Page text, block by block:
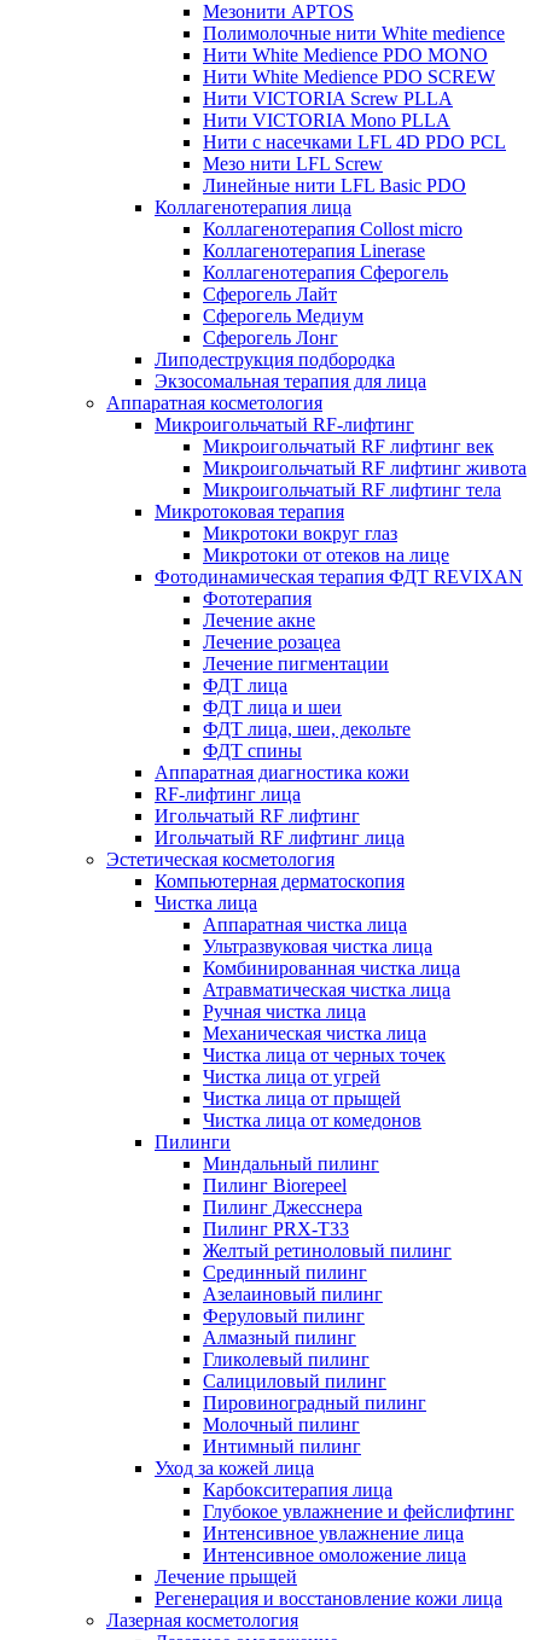
Мезонити APTOS
Полимолочные нити White medience
Нити White Medience PDO MONO
Нити White Medience PDO SCREW
Нити VICTORIA Screw PLLA
Нити VICTORIA Mono PLLA
Нити с насечками LFL 4D PDO PCL
Мезо нити LFL Screw
Линейные нити LFL Basic PDO
Коллагенотерапия лица
Коллагенотерапия Collost micro
Коллагенотерапия Linerase
Коллагенотерапия Сферогель
Сферогель Лайт
Сферогель Медиум
Сферогель Лонг
Липодеструкция подбородка
Экзосомальная терапия для лица
Аппаратная косметология
Микроигольчатый RF-лифтинг
Микроигольчатый RF лифтинг век
Микроигольчатый RF лифтинг живота
Микроигольчатый RF лифтинг тела
Микротоковая терапия
Микротоки вокруг глаз
Микротоки от отеков на лице
Фотодинамическая терапия ФДТ REVIXAN
Фототерапия
Лечение акне
Лечение розацеа
Лечение пигментации
ФДТ лица
ФДТ лица и шеи
ФДТ лица, шеи, декольте
ФДТ спины
Аппаратная диагностика кожи
RF-лифтинг лица
Игольчатый RF лифтинг
Игольчатый RF лифтинг лица
Эстетическая косметология
Компьютерная дерматоскопия
Чистка лица
Аппаратная чистка лица
Ультразвуковая чистка лица
Комбинированная чистка лица
Атравматическая чистка лица
Ручная чистка лица
Механическая чистка лица
Чистка лица от черных точек
Чистка лица от угрей
Чистка лица от прыщей
Чистка лица от комедонов
Пилинги
Миндальный пилинг
Пилинг Biorepeel
Пилинг Джесснера
Пилинг PRX-T33
Желтый ретиноловый пилинг
Срединный пилинг
Азелаиновый пилинг
Феруловый пилинг
Алмазный пилинг
Гликолевый пилинг
Салициловый пилинг
Пировиноградный пилинг
Молочный пилинг
Интимный пилинг
Уход за кожей лица
Карбокситерапия лица
Глубокое увлажнение и фейслифтинг
Интенсивное увлажнение лица
Интенсивное омоложение лица
Лечение прыщей
Регенерация и восстановление кожи лица
Лазерная косметология